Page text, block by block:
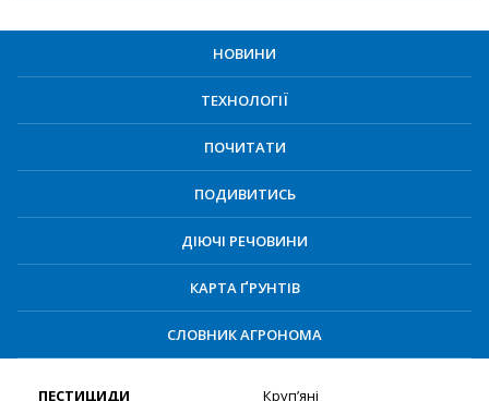
НОВИНИ
ТЕХНОЛОГІЇ
ПОЧИТАТИ
ПОДИВИТИСЬ
ДІЮЧІ РЕЧОВИНИ
КАРТА ҐРУНТІВ
СЛОВНИК АГРОНОМА
ПЕСТИЦИДИ Круп’яні